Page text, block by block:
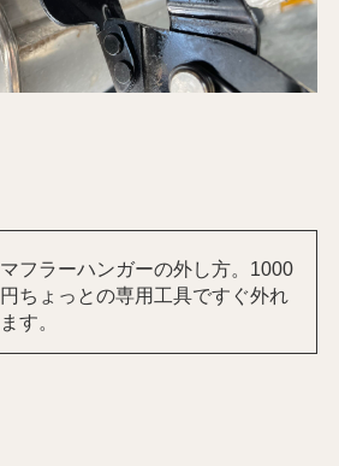
マフラーハンガーの外し方。1000
円ちょっとの専用工具ですぐ外れ
ます。